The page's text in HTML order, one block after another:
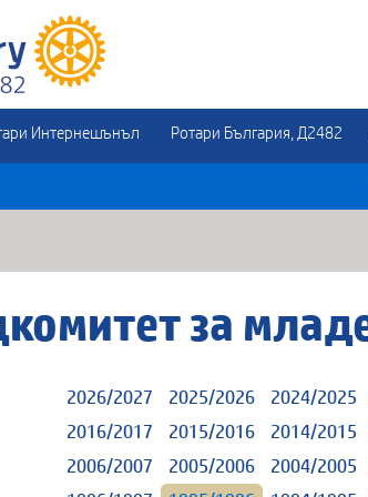
Интернешънъл Ротари България, Д2482
за
2026/2027 2025/2026 2024/2025
2016/2017
2015/2016 2014/2015
2006/2007
2005/2006 2004/2005